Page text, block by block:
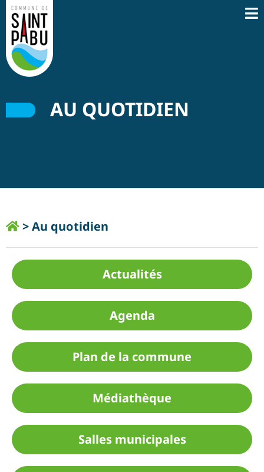
AU QUOTIDIEN
>Au quotidien
Actualités
Agenda
Plan de la commune
Médiathèque
Salles municipales